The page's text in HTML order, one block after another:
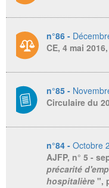
n°86 -
CE, 4 mai
n°85 -
Circulaire du
n°84 - Octobre
AJFP, n° 5 -
précarité
hospitalière",